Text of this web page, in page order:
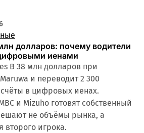
долларов: почему водители
иенами
B 38 млн долларов при
и переводит 2 300
в цифровых иенах.
и Mizuho готовят собственный
не объёмы рынка, а
второго игрока.